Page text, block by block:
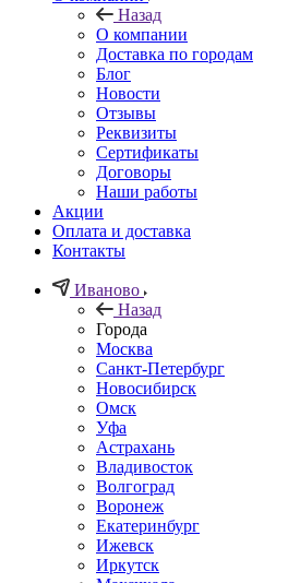
Назад
О компании
Доставка по городам
Блог
Новости
Отзывы
Реквизиты
Сертификаты
Договоры
Наши работы
Акции
Оплата и доставка
Контакты
Иваново
Назад
Города
Москва
Санкт-Петербург
Новосибирск
Омск
Уфа
Астрахань
Владивосток
Волгоград
Воронеж
Екатеринбург
Ижевск
Иркутск